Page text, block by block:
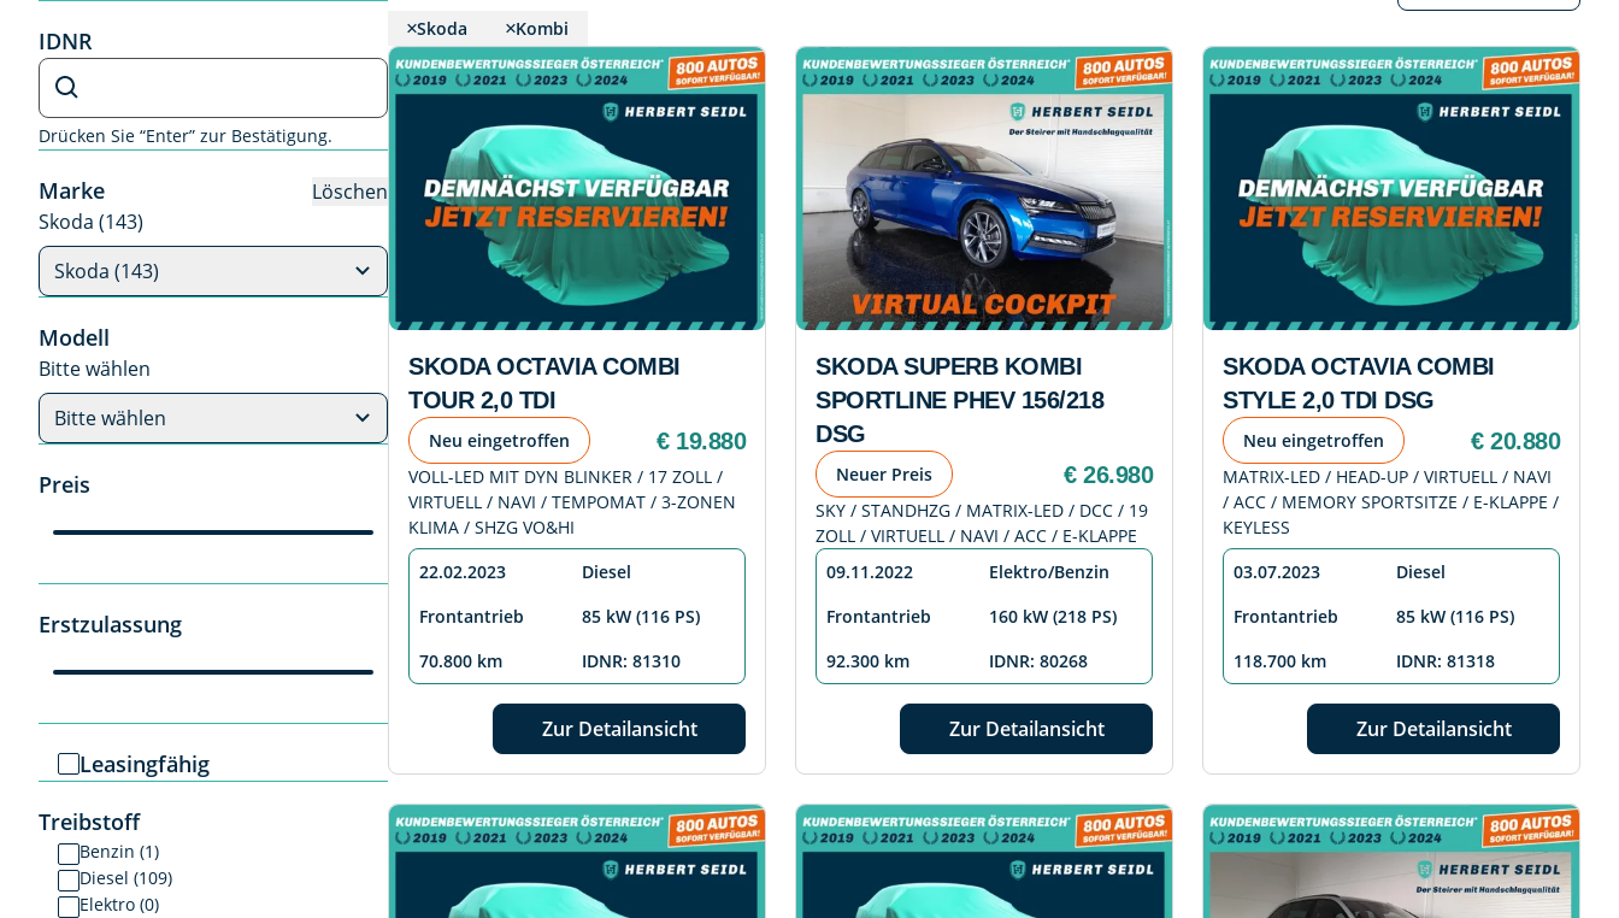
IDNR
IDNR
Drücken Sie “Enter” zur Bestätigung.
Marke
Löschen
Skoda (143)
Skoda (143)
Modell
Bitte wählen
Bitte wählen
Preis
Erstzulassung
Leasingfähig
Treibstoff
Benzin (1)
Diesel (109)
Elektro (0)
Skoda Kombi
SKODA OCTAVIA COMBI
TOUR 2,0 TDI
Neu eingetroffen € 19.880
VOLL-LED MIT DYN BLINKER / 17 ZOLL /
VIRTUELL / NAVI / TEMPOMAT / 3-ZONEN
KLIMA / SHZG VO&HI
22.02.2023
Diesel
Frontantrieb
85 kW (116 PS)
70.800 km
IDNR: 81310
Zur Detailansicht
SKODA SUPERB KOMBI
SPORTLINE PHEV 156/218
DSG
Neuer Preis € 26.980
SKY / STANDHZG / MATRIX-LED / DCC / 19
ZOLL / VIRTUELL / NAVI / ACC / E-KLAPPE
09.11.2022
Elektro/Benzin
Frontantrieb
160 kW (218 PS)
92.300 km
IDNR: 80268
Zur Detailansicht
SKODA OCTAVIA COMBI
STYLE 2,0 TDI DSG
Neu eingetroffen € 20.880
MATRIX-LED / HEAD-UP / VIRTUELL / NAVI
/ ACC / MEMORY SPORTSITZE / E-KLAPPE /
KEYLESS
03.07.2023
Diesel
Frontantrieb
85 kW (116 PS)
118.700 km
IDNR: 81318
Zur Detailansicht